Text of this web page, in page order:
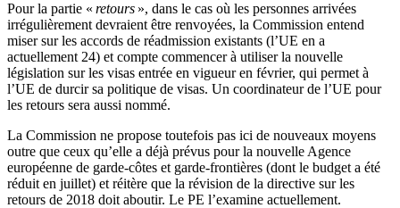
Pour la partie « retours », dans le cas où les personnes arrivées
irrégulièrement devraient être renvoyées, la Commission entend
miser sur les accords de réadmission existants (l’UE en a
actuellement 24) et compte commencer à utiliser la nouvelle
législation sur les visas entrée en vigueur en février, qui permet à
l’UE de durcir sa politique de visas. Un coordinateur de l’UE pour
les retours sera aussi nommé.
La Commission ne propose toutefois pas ici de nouveaux moyens
outre que ceux qu’elle a déjà prévus pour la nouvelle Agence
européenne de garde-côtes et garde-frontières (dont le budget a été
réduit en juillet) et réitère que la révision de la directive sur les
retours de 2018 doit aboutir. Le PE l’examine actuellement.